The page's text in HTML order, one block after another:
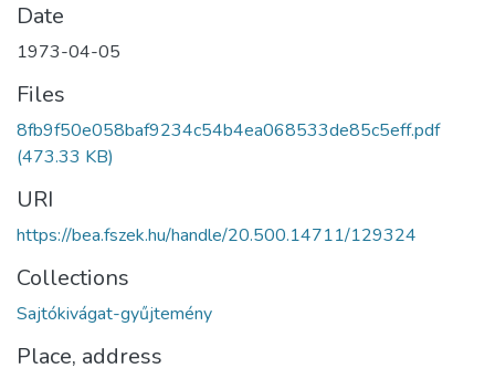
Date
1973-04-05
Files
8fb9f50e058baf9234c54b4ea068533de85c5eff.pdf
(473.33 KB)
URI
https://bea.fszek.hu/handle/20.500.14711/129324
Collections
Sajtókivágat-gyűjtemény
Place, address